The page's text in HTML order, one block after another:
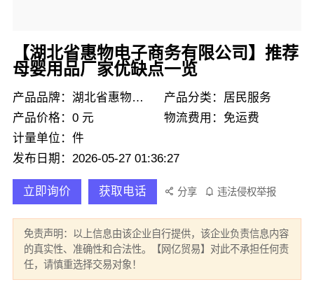
【湖北省惠物电子商务有限公司】推荐
母婴用品厂家优缺点一览
产品品牌：湖北省惠物电子商务有限公司
产品分类：居民服务
产品价格：0 元
物流费用：免运费
计量单位：件
发布日期：2026-05-27 01:36:27
立即询价 获取电话 分享 违法侵权举报
免责声明：以上信息由该企业自行提供，该企业负责信息内容
的真实性、准确性和合法性。【网亿贸易】对此不承担任何责
任，请慎重选择交易对象！